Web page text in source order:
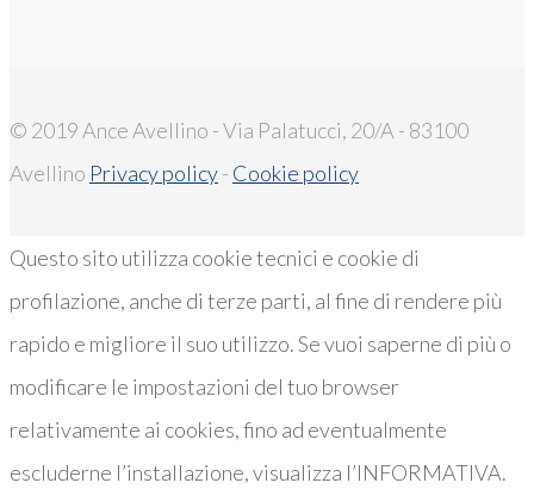
© 2019 Ance Avellino - Via Palatucci, 20/A - 83100
Avellino Privacy policy- Cookie policy
Questo sito utilizza cookie tecnici e cookie di
profilazione, anche di terze parti, al fine di rendere più
rapido e migliore il suo utilizzo. Se vuoi saperne di più o
modificare le impostazioni del tuo browser
relativamente ai cookies, fino ad eventualmente
escluderne l’installazione, visualizza l’INFORMATIVA.